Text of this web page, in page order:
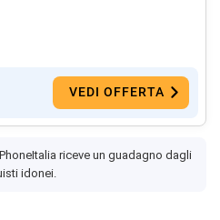
VEDI OFFERTA
riceve un guadagno dagli
idonei.